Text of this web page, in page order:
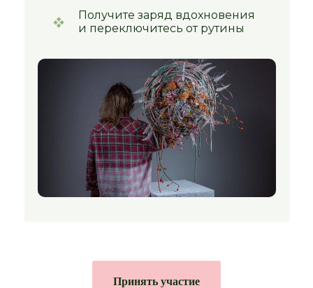
Получите заряд вдохновения
и переключитесь от рутины
Принять участие